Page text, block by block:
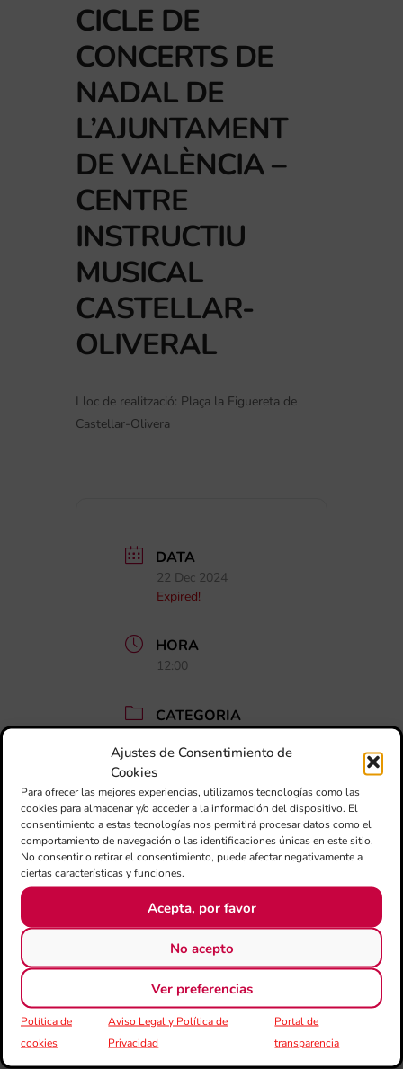
Ajustes de Consentimiento de
Cookies
Para ofrecer las mejores experiencias, utilizamos tecnologías como las
cookies para almacenar y/o acceder a la información del dispositivo. El
consentimiento a estas tecnologías nos permitirá procesar datos como el
comportamiento de navegación o las identificaciones únicas en este sitio.
No consentir o retirar el consentimiento, puede afectar negativamente a
ciertas características y funciones.
Acepta, por favor
No acepto
Ver preferencias
Política de
cookies
Aviso Legal y Política de
Privacidad
Portal de
transparencia
CICLE DE
CONCERTS DE
NADAL DE
L’AJUNTAMENT
DE VALÈNCIA –
CENTRE
INSTRUCTIU
MUSICAL
CASTELLAR-
OLIVERAL
Lloc de realització: Plaça la Figuereta de
Castellar-Olivera
DATA
22 Dec 2024
Expired!
HORA
12:00
CATEGORIA
+ Afegir a Google Calendar
Exportar + iCal / Outlook